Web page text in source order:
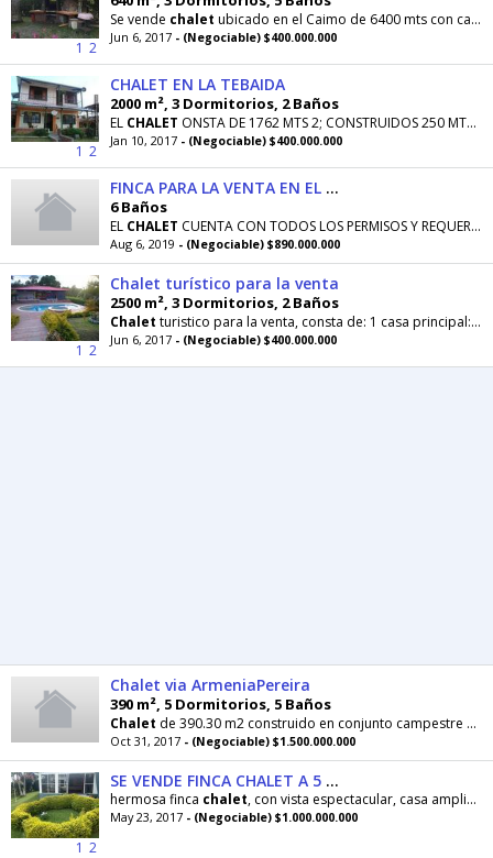
1 2
Se vende chalet ubicado en el Caimo de 6400 mts con casa principal de 2 habitaciones cada
Jun 6, 2017 - (Negociable) $400.000.000
1 2
CHALET EN LA TEBAIDA
2000 m², 3 Dormitorios, 2 Baños
EL CHALET ONSTA DE 1762 MTS 2; CONSTRUIDOS 250 MTS2 MTS. LA CASA PRINCIPAL ES DE 2 PLANTAS
Jan 10, 2017 - (Negociable) $400.000.000
FINCA PARA LA VENTA EN EL QUINDIO CHALET LA ALEMANIA, VEREDA CALLE LARGA
6 Baños
EL CHALET CUENTA CON TODOS LOS PERMISOS Y REQUERIMIENTOS ESTABLECIDOS POR LA LEY PARA SU ALQUILER
Aug 6, 2019 - (Negociable) $890.000.000
1 2
Chalet turístico para la venta
2500 m², 3 Dormitorios, 2 Baños
Chalet turistico para la venta, consta de: 1 casa principal:
Jun 6, 2017 - (Negociable) $400.000.000
Chalet via ArmeniaPereira
390 m², 5 Dormitorios, 5 Baños
Chalet de 390.30 m2 construido en conjunto campestre de un solo piso en ladrillo y estructura
Oct 31, 2017 - (Negociable) $1.500.000.000
1 2
SE VENDE FINCA CHALET A 5 MINUTOS
hermosa finca chalet, con vista espectacular, casa amplia,
May 23, 2017 - (Negociable) $1.000.000.000